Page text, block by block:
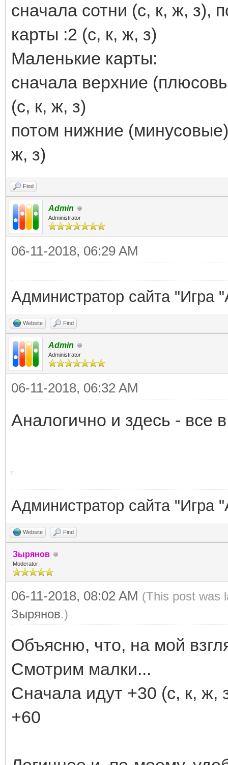
сначала сотни (с, к, ж, з),
карты :2 (с, к, ж, з)
Маленькие карты:
сначала верхние
(с, к, ж, з)
потом нижние
ж, з)
Find
Admin
Administrator
06-11-2018, 06:29 AM
Администратор сайта "Игра
Website Find
Admin
Administrator
06-11-2018, 06:32 AM
Аналогично и здесь - все
Администратор сайта "Игра
Website Find
Зырянов
Moderator
06-11-2018, 08:02 AM (This post was
Зырянов.)
Объясню, что, на мой
Смотрим малки...
Сначала идут +30 (с, к, ж,
+60